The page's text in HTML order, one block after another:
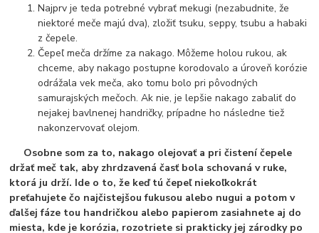
Najprv je teda potrebné vybrať mekugi (nezabudnite, že
niektoré meče majú dva), zložiť tsuku, seppy, tsubu a habaki
z čepele.
Čepeľ meča držíme za nakago. Môžeme holou rukou, ak
chceme, aby nakago postupne korodovalo a úroveň korózie
odrážala vek meča, ako tomu bolo pri pôvodných
samurajských mečoch. Ak nie, je lepšie nakago zabaliť do
nejakej bavlnenej handričky, prípadne ho následne tiež
nakonzervovať olejom.
Osobne som za to, nakago olejovať a pri čistení čepele
držať meč tak, aby zhrdzavená časť bola schovaná v ruke,
ktorá ju drží. Ide o to, že keď tú čepeľ niekoľkokrát
preťahujete čo najčistejšou fukusou alebo nugui a potom v
ďalšej fáze tou handričkou alebo papierom zasiahnete aj do
miesta, kde je korózia, rozotriete si prakticky jej zárodky po